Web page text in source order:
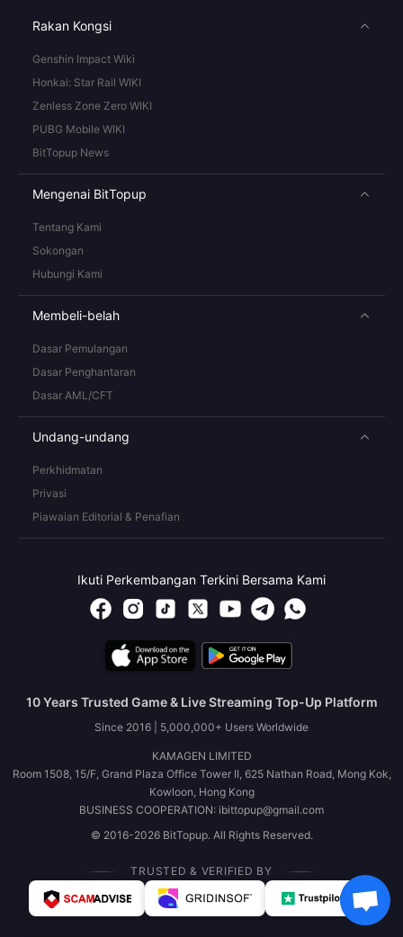
Rakan Kongsi
Genshin Impact Wiki
Honkai: Star Rail WIKI
Zenless Zone Zero WIKI
PUBG Mobile WIKI
BitTopup News
Mengenai BitTopup
Tentang Kami
Sokongan
Hubungi Kami
Membeli-belah
Dasar Pemulangan
Dasar Penghantaran
Dasar AML/CFT
Undang-undang
Perkhidmatan
Privasi
Piawaian Editorial & Penafian
Ikuti Perkembangan Terkini Bersama Kami
10 Years Trusted Game & Live Streaming Top-Up Platform
Since 2016 | 5,000,000+ Users Worldwide
KAMAGEN LIMITED
Room 1508, 15/F, Grand Plaza Office Tower II, 625 Nathan Road, Mong Kok,
Kowloon, Hong Kong
BUSINESS COOPERATION: ibittopup@gmail.com
© 2016-2026 BitTopup. All Rights Reserved.
TRUSTED & VERIFIED BY